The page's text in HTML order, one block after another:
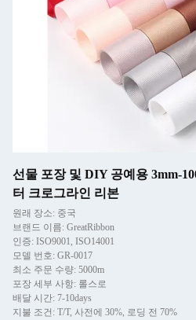
선물 포장 및 DIY 공예용 3mm-
터 크로그라인 리본
원래 장소: 중국
브랜드 이름: GreatRibbon
인증: ISO9001, ISO14001
모델 번호: GR-0017
최소 주문 수량: 5000m
포장 세부 사항: 롤스로
배달 시간: 7-10days
지불 조건: T/T, 사전에 30%, 로딩 전 70%